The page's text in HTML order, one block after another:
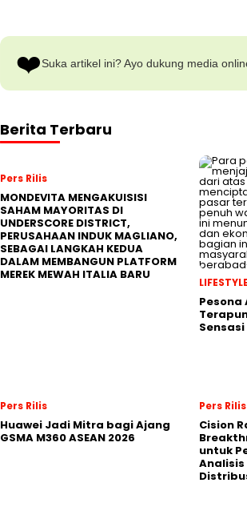
❤️Suka artikel ini? Ayo dukung media
Berita Terbaru
Pers Rilis
MONDEVITA MENGAKUISISI
SAHAM MAYORITAS DI
UNDERSCORE DISTRICT,
PERUSAHAAN INDUK MAGLIANO,
SEBAGAI LANGKAH KEDUA
DALAM MEMBANGUN PLATFORM
MEREK MEWAH ITALIA BARU
LIFESTYLE
Pesona
Pers Rilis
Huawei Jadi Mitra bagi Ajang
GSMA M360 ASEAN 2026
Pers Rilis
Cision
untuk
Analisis